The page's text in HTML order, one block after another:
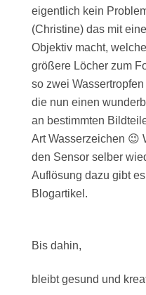
eigentlich kein
(Christine) das mit
Objektiv macht,
größere Löcher zum
so zwei
die nun einen
an bestimmten
Art Wasserzeichen 😉
den Sensor selber
Auflösung dazu gibt
Blogartikel.
Bis dahin,
bleibt gesund und